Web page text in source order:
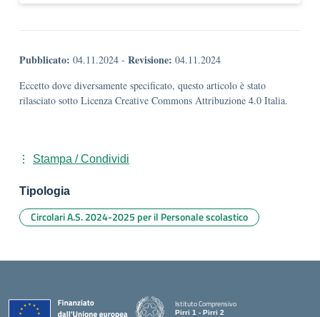
Pubblicato: 04.11.2024 - Revisione: 04.11.2024
Eccetto dove diversamente specificato, questo articolo è stato
rilasciato sotto Licenza Creative Commons Attribuzione 4.0 Italia.
Stampa / Condividi
Tipologia
Circolari A.S. 2024-2025 per il Personale scolastico
Istituto Comprensivo
Pirri 1 - Pirri 2